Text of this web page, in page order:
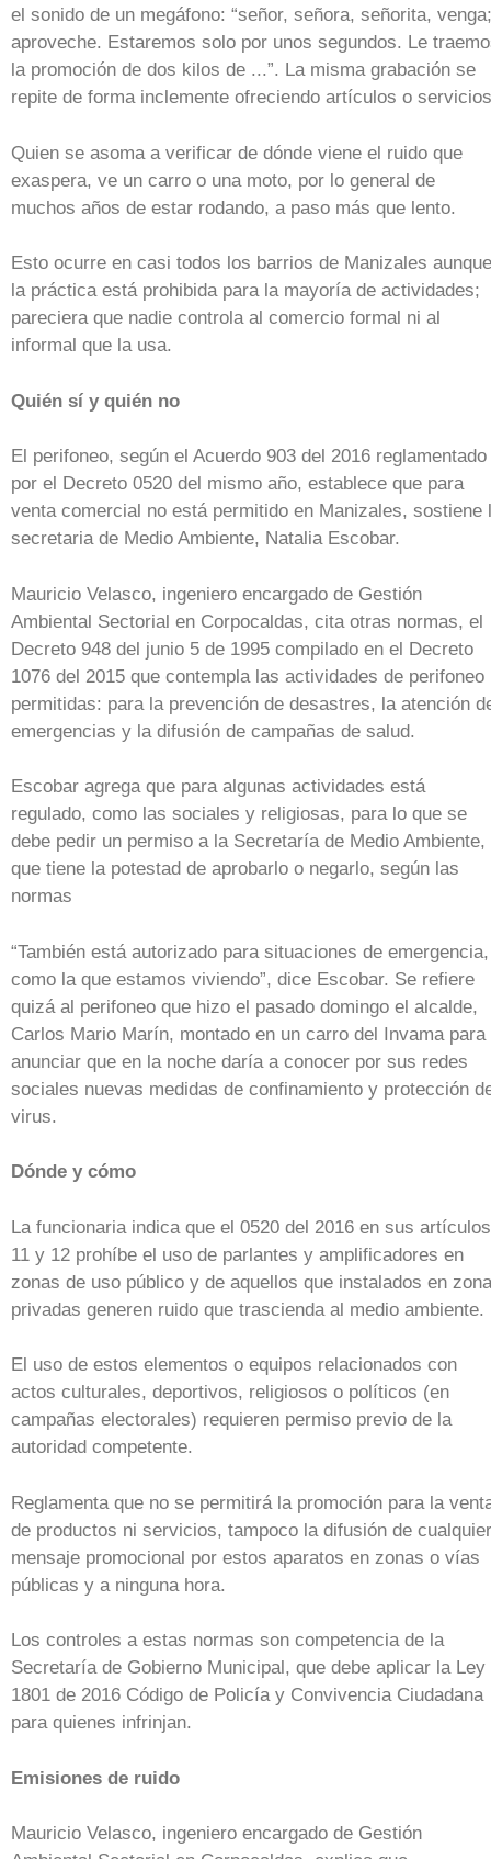
el sonido de un megáfono: “señor, señora, señorita, venga;
aproveche. Estaremos solo por unos segundos. Le
la promoción de dos kilos de ...”. La misma grabación se
repite de forma inclemente ofreciendo artículos o
Quien se asoma a verificar de dónde viene el ruido que
exaspera, ve un carro o una moto, por lo general de
muchos años de estar rodando, a paso más que lento.
Esto ocurre en casi todos los barrios de Manizales aunque
la práctica está prohibida para la mayoría de actividades;
pareciera que nadie controla al comercio formal ni al
informal que la usa.
Quién sí y quién no
El perifoneo, según el Acuerdo 903 del 2016 reglamentado
por el Decreto 0520 del mismo año, establece que para
venta comercial no está permitido en Manizales, sostiene
secretaria de Medio Ambiente, Natalia Escobar.
Mauricio Velasco, ingeniero encargado de Gestión
Ambiental Sectorial en Corpocaldas, cita otras normas, el
Decreto 948 del junio 5 de 1995 compilado en el Decreto
1076 del 2015 que contempla las actividades de perifoneo
permitidas: para la prevención de desastres, la atención
emergencias y la difusión de campañas de salud.
Escobar agrega que para algunas actividades está
regulado, como las sociales y religiosas, para lo que se
debe pedir un permiso a la Secretaría de Medio Ambiente,
que tiene la potestad de aprobarlo o negarlo, según las
normas
“También está autorizado para situaciones de emergencia,
como la que estamos viviendo”, dice Escobar. Se refiere
quizá al perifoneo que hizo el pasado domingo el alcalde,
Carlos Mario Marín, montado en un carro del Invama para
anunciar que en la noche daría a conocer por sus redes
sociales nuevas medidas de confinamiento y protección
virus.
Dónde y cómo
La funcionaria indica que el 0520 del 2016 en sus artículos
11 y 12 prohíbe el uso de parlantes y amplificadores en
zonas de uso público y de aquellos que instalados en
privadas generen ruido que trascienda al medio ambiente.
El uso de estos elementos o equipos relacionados con
actos culturales, deportivos, religiosos o políticos (en
campañas electorales) requieren permiso previo de la
autoridad competente.
Reglamenta que no se permitirá la promoción para la
de productos ni servicios, tampoco la difusión de cualquier
mensaje promocional por estos aparatos en zonas o vías
públicas y a ninguna hora.
Los controles a estas normas son competencia de la
Secretaría de Gobierno Municipal, que debe aplicar la Ley
1801 de 2016 Código de Policía y Convivencia Ciudadana
para quienes infrinjan.
Emisiones de ruido
Mauricio Velasco, ingeniero encargado de Gestión